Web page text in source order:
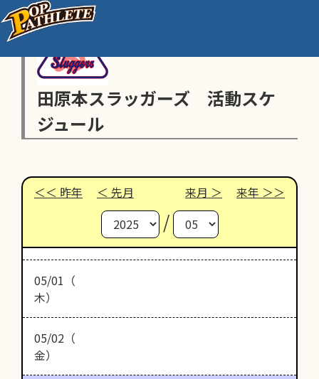
田原本スラッガーズ 活動スケ
ジュール
昨年 先月 来月 来年
/
05/01（
木）
05/02（
金）